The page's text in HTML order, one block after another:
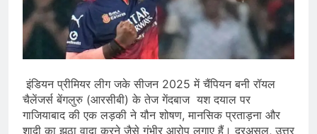
जारी किया, दिल्ली-NCR समेत कई क्षेत्रों में
जलभराव और बाढ़ की आशंका
August 6, 2026
जंतर-मंतर पुलिस कार्रवाई पर संसद में विपक्ष
का हंगामा तेज़, सरकार से जवाब की मांग
राष्ट्रीय हथकरघा दिवस की तैयारियाँ तेज़,
देशभर में बुनकरों और हस्तशिल्प प्रदर्शनियों का
होगा आयोजन
August 5, 2026
इंडियन प्रीमियर लीग जके सीजन 2025 में चैंपियन बनी रॉयल
चैलेंजर्स बेंगलुरु (आरसीबी) के तेज गेंदबाज यश दयाल पर
गाजियाबाद की एक लड़की ने यौन शोषण, मानसिक प्रताड़ना और
शादी का झूठा वादा करने जैसे गंभीर आरोप लगाए हैं। दरअसल, उत्तर